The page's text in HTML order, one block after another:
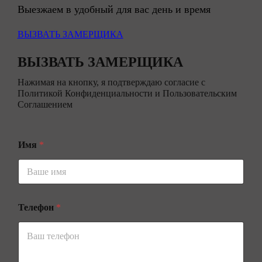
Выезжаем в удобный для вас день и время
ВЫЗВАТЬ ЗАМЕРЩИКА
ВЫЗВАТЬ ЗАМЕРЩИКА
Нажимая на кнопку, я подтверждаю согласие с
Политикой Конфиденциальности и Пользовательским
Соглашением
Имя *
Телефон *